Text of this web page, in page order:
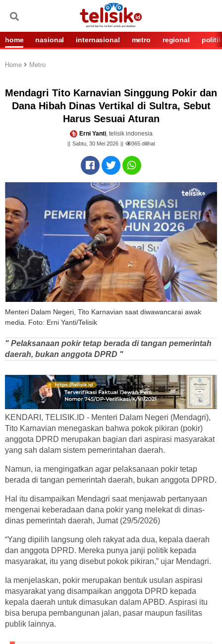
home nasional internasional metro regional politik
Home Metro
Mendagri Tito Karnavian Singgung Pokir dan
Dana Hibah Dinas Vertikal di Sultra, Sebut
Harus Sesuai Aturan
Erni Yanti, telisik indonesia
Sabtu, 30 Mei 2026 365dilihat
Menteri Dalam Negeri, Tito Karnavian saat diwawancarai awak
media. Foto: Erni Yanti/Telisik
" Pelaksanaan pokir tetap berada di tangan pemerintah
daerah, bukan anggota DPRD "
KENDARI, TELISIK.ID - Menteri Dalam Negeri (Mendagri),
Tito Karnavian menegaskan bahwa pokok pikiran (pokir)
anggota DPRD merupakan bagian dari aspirasi masyarakat
yang sah dalam sistem pemerintahan daerah.
Namun, ia mengingatkan agar pelaksanaan pokir tetap
berada di tangan pemerintah daerah, bukan anggota DPRD.
Hal itu disampaikan Mendagri saat menjawab pertanyaan
mengenai keberadaan dana pokir yang melekat di dinas-
dinas pemerintah daerah, Jumat (29/5/2026)
“Yang dipilih langsung oleh rakyat ada dua, kepala daerah
dan anggota DPRD. Mereka punya janji politik kepada
masyarakat, itu yang disebut pokok pikiran,” ujar Mendagri.
Ia menjelaskan, pokir merupakan bentuk usulan aspirasi
masyarakat yang disampaikan anggota DPRD kepada
kepala daerah untuk dimasukan dalam APBD. Aspirasi itu
bisa berupa pembangunan jalan, pasar maupun fasilitas
publik lainnya.